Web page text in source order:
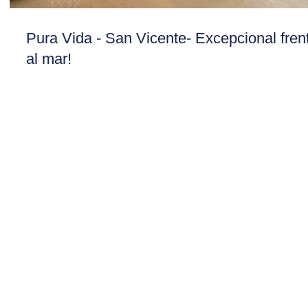
Pura Vida - San Vicente- Excepcional
al mar!